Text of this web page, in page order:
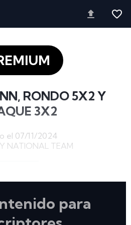
RONDO 5X2 Y
3X2
el 07/11/2024
NATIONAL TEAM
para